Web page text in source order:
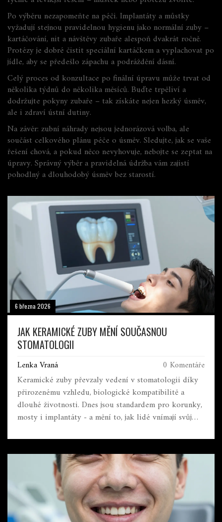
Po výběru nezapomeňte na péči. Implantáty a můstky
vyžadují stejnou pravidelnou hygienu jako normální zuby –
kartáčování, nit a návštěvy zubaře alespoň dvakrát ročně.
Protézy je dobré čistit speciální kartáčkem a vyplachovat po
jídle, aby se předešlo zápachu a podráždění dásní.
Celý proces od konzultace po finální úpravu může trvat od
několika týdnů do několika měsíců. Buďte trpěliví a
dodržujte pokyny zubaře – tak získáte nejen hezký úsměv,
ale i zdraví ústní dutiny.
Na závěr: zubní náhrady nejsou jednorázová volba, ale
součást celkového plánu péče o úsměv. Sledujte, jak se vaše
řešení chová, a pokud něco nevyhovuje, nebojte se zeptat na
úpravy. Správný výběr a pravidelná údržba vám zajistí
pohodlný a dlouhodobý úsměv bez starostí.
6 března 2026
JAK KERAMICKÉ ZUBY MĚNÍ SOUČASNOU
STOMATOLOGII
Lenka Vraná 0 Komentáře
Keramické zuby převzaly vedení v stomatologii díky
přirozenému vzhledu, biologické kompatibilitě a
dlouhé životnosti. Dnes jsou standardem pro korunky,
mosty i implantáty - a mění to, jak lidé vnímají svůj